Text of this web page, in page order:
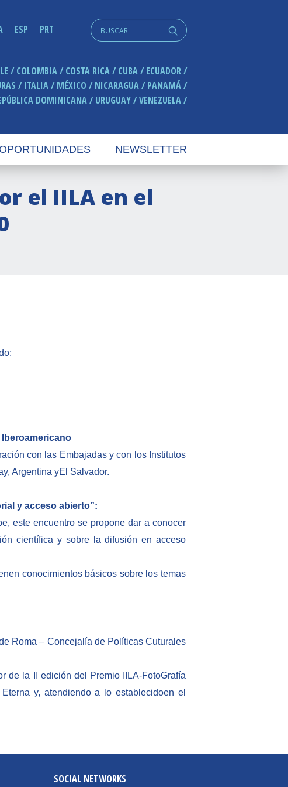
ESP PRT q
Search
for:
COLOMBIA COSTA RICA CUBA
ECUADOR
ITALIA MÉXICO NICARAGUA
PANAMÁ
DOMINICANA URUGUAY VENEZUELA
NEWSLETTER
el IILA en el
Iberoamericano
con las Embajadas y con los Institutos
Argentina yEl Salvador.
y acceso abierto”:
este encuentro se propone dar a conocer
científica y sobre la difusión en acceso
conocimientos básicos sobre los temas
Roma – Concejalía de Políticas Cuturales
de la II edición del Premio IILA-FotoGrafía
y, atendiendo a lo establecidoen el
SOCIAL NETWORKS